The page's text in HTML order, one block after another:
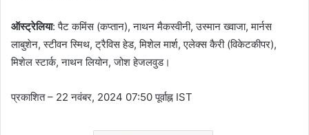
ऑस्ट्रेलिया: पैट कमिंस (कप्तान), नाथन मैकस्वीनी, उस्मान ख्वाजा, मार्नस
लाबुशेन, स्टीवन स्मिथ, ट्रैविस हेड, मिशेल मार्श, एलेक्स कैरी (विकेटकीपर),
मिशेल स्टार्क, नाथन लियोन, जोश हेजलवुड।
प्रकाशित– 22 नवंबर, 2024 07:50 पूर्वाह्न IST